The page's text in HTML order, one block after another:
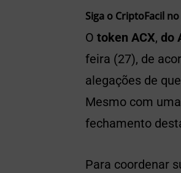
Siga o CriptoFacil no
O token ACX, do
feira (27), de
alegações de
Mesmo com
fechamento
Para coordenar